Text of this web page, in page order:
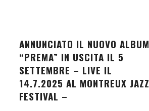
ANNUNCIATO IL NUOVO ALBUM
“PREMA” IN USCITA IL 5
SETTEMBRE – LIVE IL
14.7.2025 AL MONTREUX JAZZ
FESTIVAL –